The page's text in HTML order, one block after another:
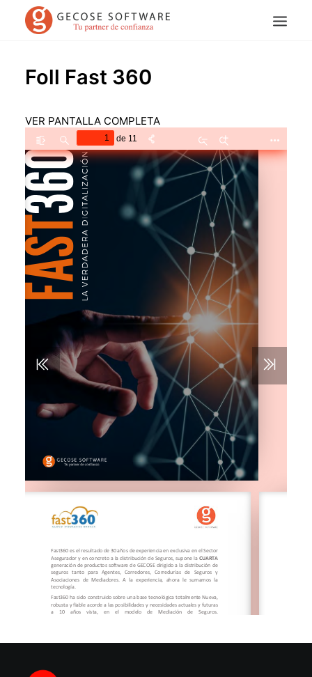
Search
Foll Fast 360
VER PANTALLA COMPLETA